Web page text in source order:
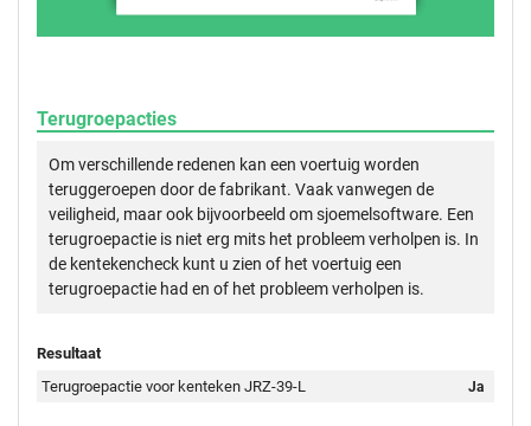
Terugroepacties
Om verschillende redenen kan een voertuig worden
teruggeroepen door de fabrikant. Vaak vanwegen de
veiligheid, maar ook bijvoorbeeld om sjoemelsoftware. Een
terugroepactie is niet erg mits het probleem verholpen is. In
de kentekencheck kunt u zien of het voertuig een
terugroepactie had en of het probleem verholpen is.
Resultaat
Terugroepactie voor kenteken JRZ-39-L
Ja